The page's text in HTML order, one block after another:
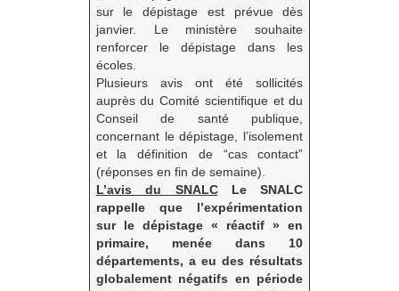
sur le dépistage est prévue dès
janvier. Le ministère souhaite
renforcer le dépistage dans les
écoles.
Plusieurs avis ont été sollicités
auprès du Comité scientifique et du
Conseil de santé publique,
concernant le dépistage, l’isolement
et la définition de “cas contact”
(réponses en fin de semaine).
L’avis du SNALC
Le SNALC
rappelle que l’expérimentation
sur le dépistage « réactif » en
primaire, menée dans 10
départements, a eu des résultats
globalement négatifs en période